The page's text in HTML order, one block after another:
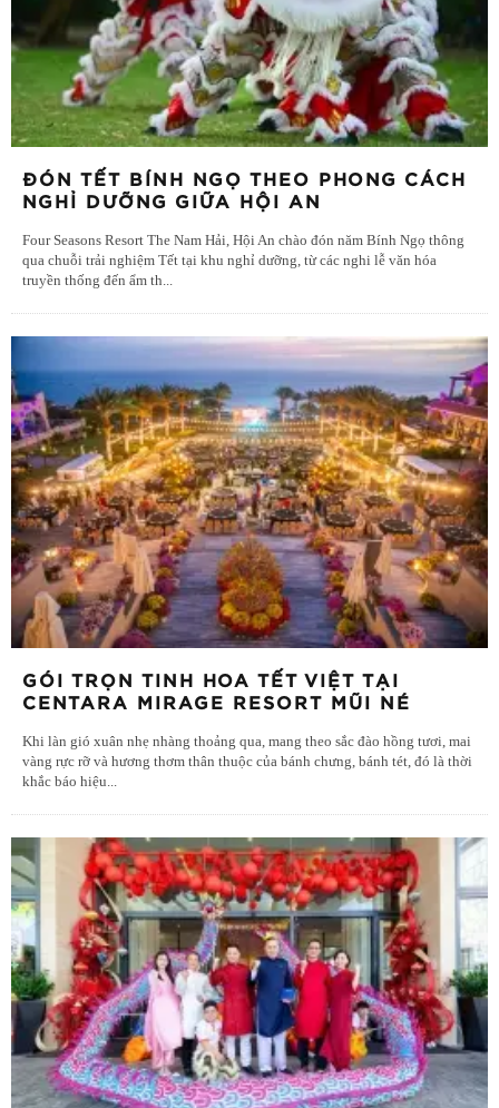
ĐÓN TẾT BÍNH NGỌ THEO PHONG CÁCH
NGHỈ DƯỠNG GIỮA HỘI AN
Four Seasons Resort The Nam Hải, Hội An chào đón năm Bính Ngọ thông
qua chuỗi trải nghiệm Tết tại khu nghỉ dưỡng, từ các nghi lễ văn hóa
truyền thống đến ẩm th...
GÓI TRỌN TINH HOA TẾT VIỆT TẠI
CENTARA MIRAGE RESORT MŨI NÉ
Khi làn gió xuân nhẹ nhàng thoảng qua, mang theo sắc đào hồng tươi, mai
vàng rực rỡ và hương thơm thân thuộc của bánh chưng, bánh tét, đó là thời
khắc báo hiệu...